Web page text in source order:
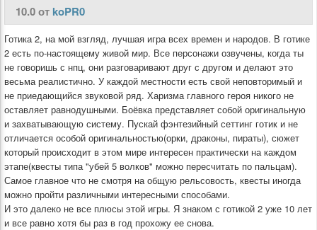
10.0 от koPR0
Готика 2, на мой взгляд, лучшая игра всех времен и народов. В готике
2 есть по-настоящему живой мир. Все персонажи озвучены, когда ты
не говоришь с нпц, они разговаривают друг с другом и делают это
весьма реалистично. У каждой местности есть свой неповторимый и
не приедающийся звуковой ряд. Харизма главного героя никого не
оставляет равнодушными. Боёвка представляет собой оригинальную
и захватывающую систему. Пускай фэнтезийный сеттинг готик и не
отличается особой оригинальностью(орки, драконы, пираты), сюжет
который происходит в этом мире интересен практически на каждом
этапе(квесты типа "убей 5 волков" можно пересчитать по пальцам).
Самое главное что не смотря на общую рельсовость, квесты иногда
можно пройти различными интересными способами.
И это далеко не все плюсы этой игры. Я знаком с готикой 2 уже 10 лет
и все равно хотя бы раз в год прохожу ее снова.